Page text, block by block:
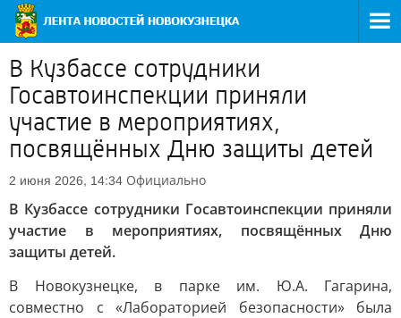
В Кузбассе сотрудники
Госавтоинспекции приняли
участие в мероприятиях,
посвящённых Дню защиты детей
2 июня 2026, 14:34 Официально
В Кузбассе сотрудники Госавтоинспекции приняли
участие в мероприятиях, посвящённых Дню
защиты детей.
В Новокузнецке, в парке им. Ю.А. Гагарина,
совместно с «Лабораторией безопасности» была